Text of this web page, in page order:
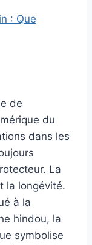
: Que
de
du
dans les
La
la longévité.
à la
hindou, la
symbolise